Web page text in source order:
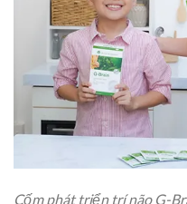
Cốm phát triển trí não G-